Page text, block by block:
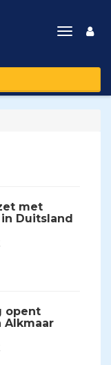
Toggle
met
in Duitsland
opent
Alkmaar